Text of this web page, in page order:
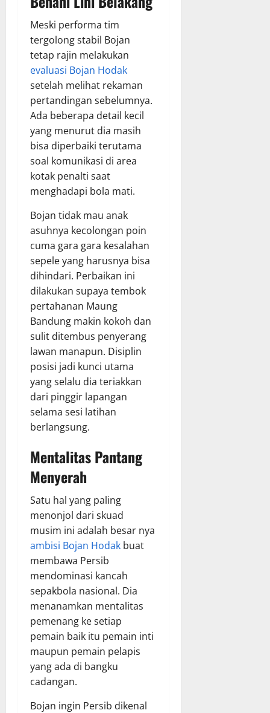
Meski performa tim
tergolong stabil Bojan
tetap rajin melakukan
evaluasi Bojan Hodak
setelah melihat rekaman
pertandingan sebelumnya.
Ada beberapa detail kecil
yang menurut dia masih
bisa diperbaiki terutama
soal komunikasi di area
kotak penalti saat
menghadapi bola mati.
Bojan tidak mau anak
asuhnya kecolongan poin
cuma gara gara kesalahan
sepele yang harusnya bisa
dihindari. Perbaikan ini
dilakukan supaya tembok
pertahanan Maung
Bandung makin kokoh dan
sulit ditembus penyerang
lawan manapun. Disiplin
posisi jadi kunci utama
yang selalu dia teriakkan
dari pinggir lapangan
selama sesi latihan
berlangsung.
Mentalitas Pantang
Menyerah
Satu hal yang paling
menonjol dari skuad
musim ini adalah besar nya
ambisi Bojan Hodak buat
membawa Persib
mendominasi kancah
sepakbola nasional. Dia
menanamkan mentalitas
pemenang ke setiap
pemain baik itu pemain inti
maupun pemain pelapis
yang ada di bangku
cadangan.
Bojan ingin Persib dikenal